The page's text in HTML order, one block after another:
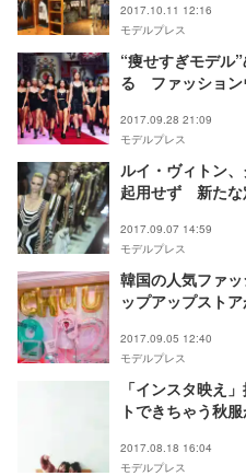
2017.10.11 12:16
モデルプレス
“痩せすぎモデル
る ファッション
2017.09.28 21:09
モデルプレス
ルイ・ヴィトン
起用せず 新たな
2017.09.07 14:59
モデルプレス
韓国の人気ファ
ップアップスト
2017.09.05 12:40
モデルプレス
「インスタ映え
トできちゃう秋
2017.08.18 16:04
モデルプレス